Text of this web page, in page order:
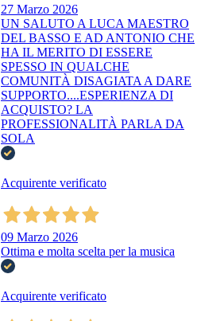
27 Marzo 2026
UN SALUTO A LUCA MAESTRO
DEL BASSO E AD ANTONIO CHE
HA IL MERITO DI ESSERE
SPESSO IN QUALCHE
COMUNITÀ DISAGIATA A DARE
SUPPORTO....ESPERIENZA DI
ACQUISTO? LA
PROFESSIONALITÀ PARLA DA
SOLA
Acquirente verificato
09 Marzo 2026
Ottima e molta scelta per la musica
Acquirente verificato